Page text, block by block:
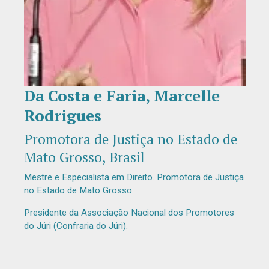
Diapositiva 1 de 1
Da Costa e Faria, Marcelle
Rodrigues
Promotora de Justiça no Estado de
Mato Grosso, Brasil
Mestre e Especialista em Direito. Promotora de Justiça
no Estado de Mato Grosso.
Presidente da Associação Nacional dos Promotores
do Júri (Confraria do Júri).